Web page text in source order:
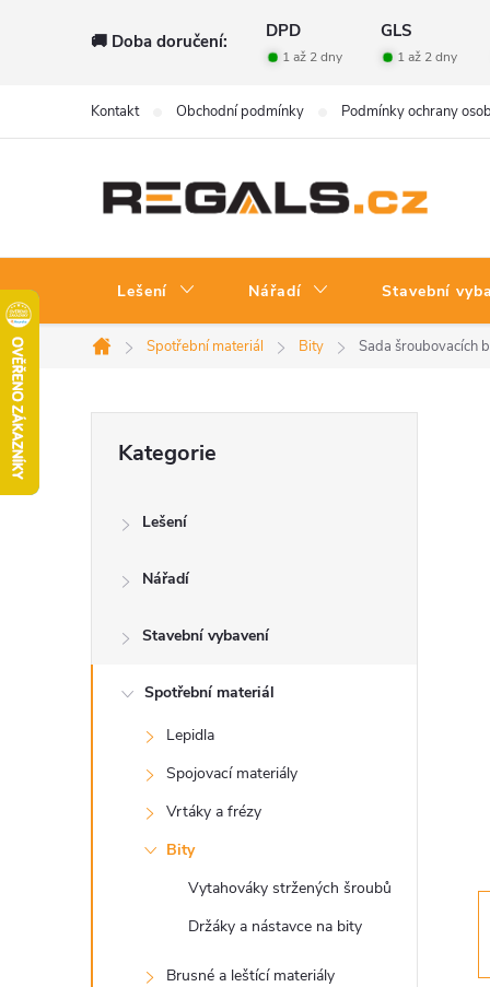
🚚 Doba doručení: DPD GLS
1 až 2 dny 1 až 2 dny
Kontakt Obchodní podmínky Podmínky ochrany
Lešení Nářadí Stavební
Domů
Spotřební materiál Bity Sada šroubovacích
r
kategorie
Kategorie
Lešení
Nářadí
Stavební vybavení
Spotřební materiál
Lepidla
Spojovací materiály
Vrtáky a frézy
Bity
Vytahováky stržených šroubů
Držáky a nástavce na bity
Brusné a leštící materiály